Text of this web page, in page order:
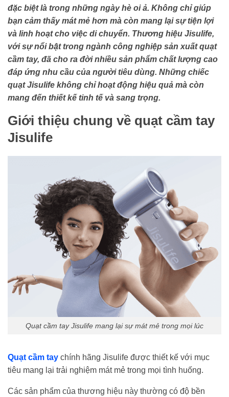
đặc biệt là trong những ngày hè oi ả. Không chỉ giúp
bạn cảm thấy mát mẻ hơn mà còn mang lại sự tiện lợi
và linh hoạt cho việc di chuyển. Thương hiệu Jisulife,
với sự nổi bật trong ngành công nghiệp sản xuất quạt
cầm tay, đã cho ra đời nhiều sản phẩm chất lượng cao
đáp ứng nhu cầu của người tiêu dùng. Những chiếc
quạt Jisulife không chỉ hoạt động hiệu quả mà còn
mang đến thiết kế tinh tế và sang trọng.
Giới thiệu chung về quạt cầm tay
Jisulife
Quạt cầm tay Jisulife mang lại sự mát mẻ trong mọi lúc
Quạt cầm tay chính hãng Jisulife được thiết kế với mục
tiêu mang lại trải nghiệm mát mẻ trong mọi tình huống.
Các sản phẩm của thương hiệu này thường có độ bền